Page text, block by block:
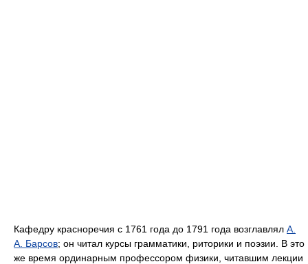
Кафедру красноречия с 1761 года до 1791 года возглавлял А.
А. Барсов; он читал курсы грамматики, риторики и поэзии. В это
же время ординарным профессором физики, читавшим лекции